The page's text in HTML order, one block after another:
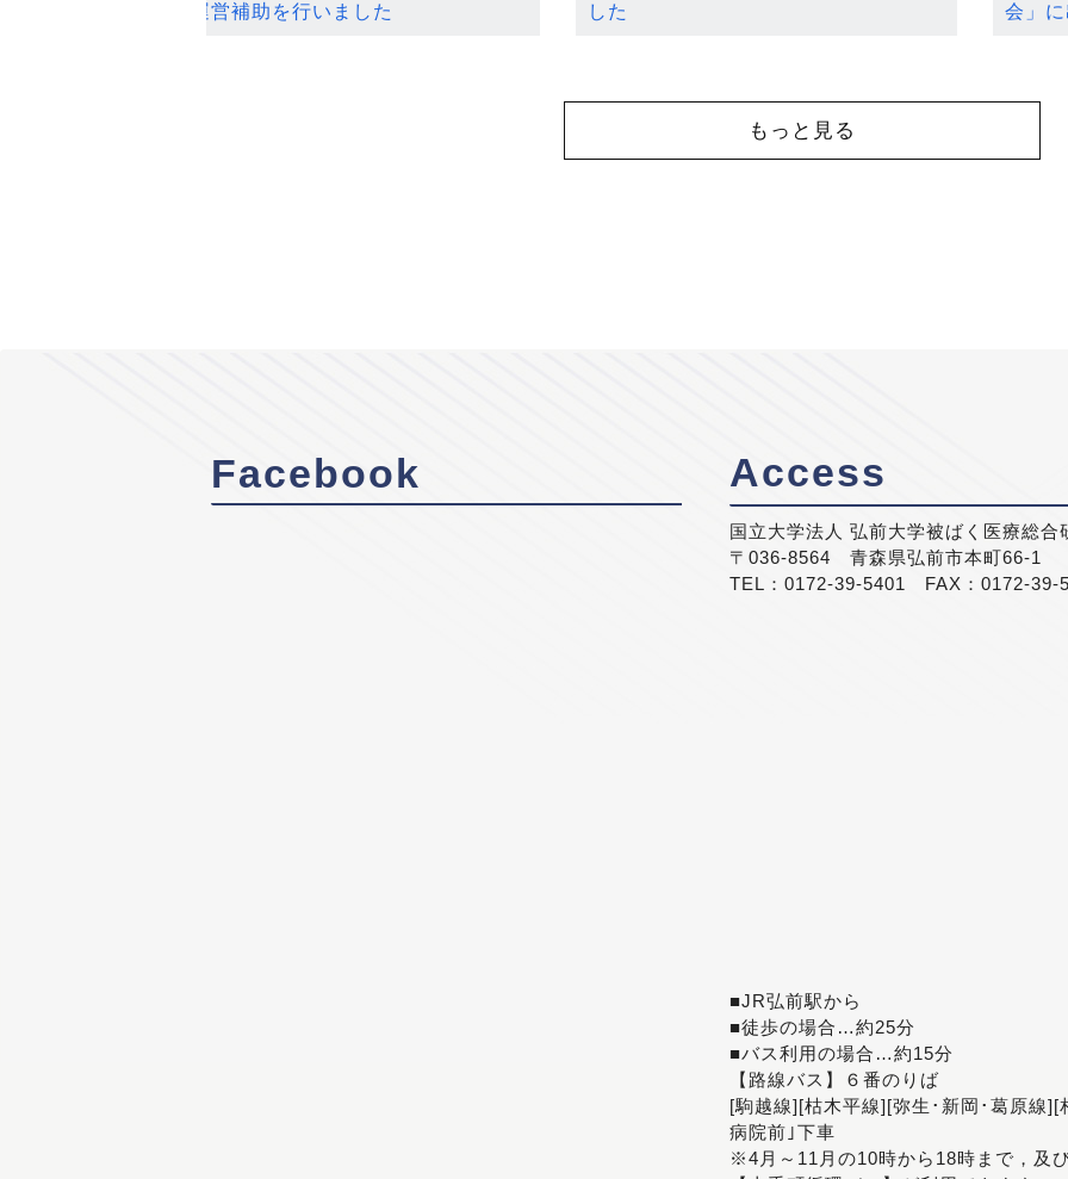
の運営補助を行いました
した
会」
もっと見る
Facebook Access
国立大学法人 弘前大学被ばく医療総合
〒036-8564 青森県弘前市本町66-1
TEL：0172-39-5401 FAX：0172-39-
■JR弘前駅から
■徒歩の場合…約25分
■バス利用の場合…約15分
【路線バス】６番のりば
[駒越線][枯木平線][弥生･新岡･葛原線
病院前｣下車
※4月～11月の10時から18時まで，及